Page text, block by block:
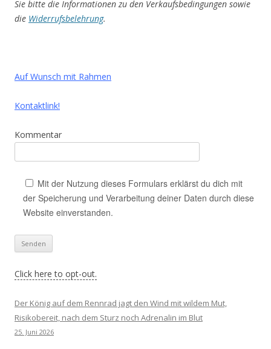
Sie bitte die Informationen zu den Verkaufsbedingungen sowie
die Widerrufsbelehrung.
Auf Wunsch mit Rahmen
Kontaktlink!
Kommentar
Mit der Nutzung dieses Formulars erklärst du dich mit
der Speicherung und Verarbeitung deiner Daten durch diese
Website einverstanden.
Click here to opt-out.
Der König auf dem Rennrad jagt den Wind mit wildem Mut,
Risikobereit, nach dem Sturz noch Adrenalin im Blut
25. Juni 2026